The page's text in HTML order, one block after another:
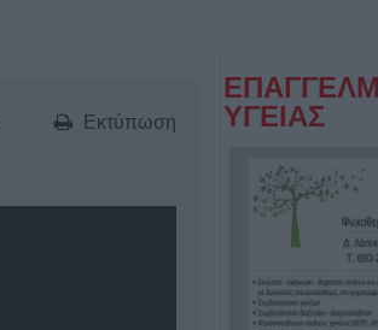
Εκτύπωση
ΥΓΕΙΑΣ